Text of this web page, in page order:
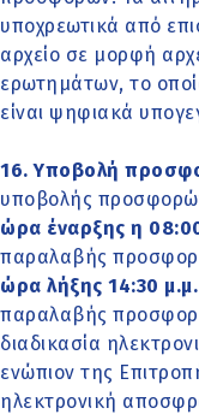
υποχρεωτικά από
αρχείο σε μορφή
ερωτημάτων, το
είναι ψηφιακά
16. Υποβολή
υποβολής
ώρα έναρξης η
παραλαβής
ώρα λήξης 14:30 μ.μ.
παραλαβής
διαδικασία
ενώπιον της
ηλεκτρονική